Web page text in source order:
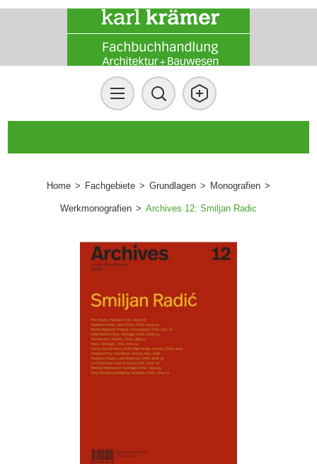
Home > Fachgebiete > Grundlagen > Monografien >
Werkmonografien > Archives 12: Smiljan Radic